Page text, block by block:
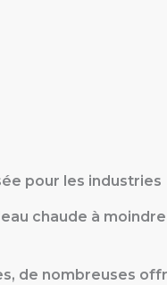
pour les industries
chaude à
de nombreuses